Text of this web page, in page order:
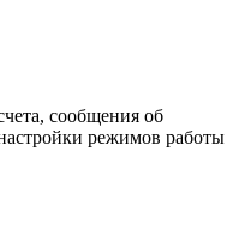
сообщения об
режимов работы